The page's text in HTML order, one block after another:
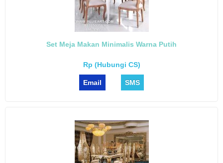
Set Meja Makan Minimalis Warna Putih
Rp (Hubungi CS)
Email SMS